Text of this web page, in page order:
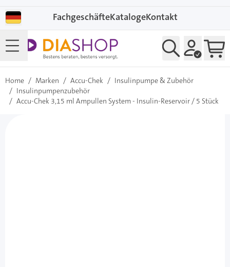
FachgeschäfteKatalogeKontakt
Home / Marken / Accu-Chek / Insulinpumpe & Zubehör
/ Insulinpumpenzubehör
/ Accu-Chek 3,15 ml Ampullen System - Insulin-Reservoir / 5 Stück